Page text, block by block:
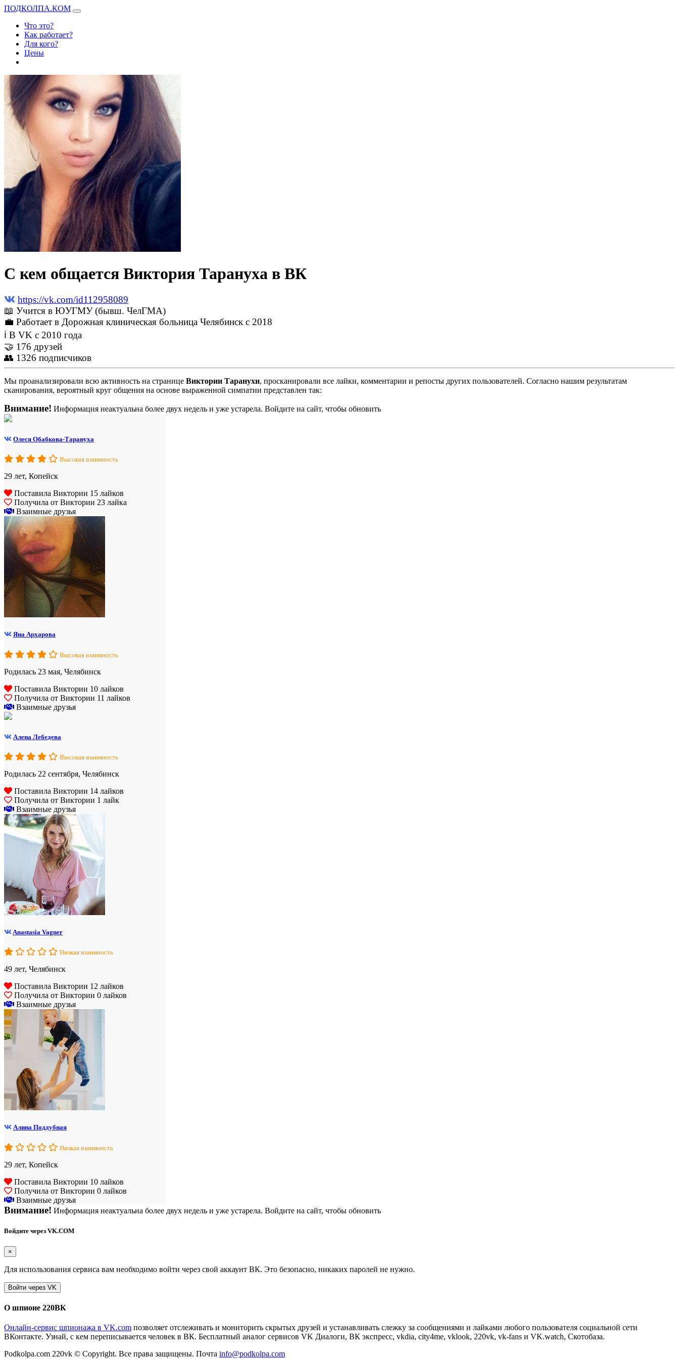
ПОДКОЛПА.КОМ
Что это?
Как работает?
Для кого?
Цены
С кем общается Виктория Тарануха в ВК
https://vk.com/id112958089
📖 Учится в ЮУГМУ (бывш. ЧелГМА)
💼 Работает в Дорожная клиническая больница Челябинск c 2018
ℹ В VK с 2010 года
🤝 176 друзей
👥 1326 подписчиков
Мы проанализировали всю активность на странице Виктории Таранухи, просканировали все лайки, комментарии и репосты других пользователей. Согласно нашим результатам
сканирования, вероятный круг общения на основе выраженной симпатии представлен так:
Внимание! Информация неактуальна более двух недель и уже устарела. Войдите на сайт, чтобы обновить
Олеся Обабкова-Тарануха
Высокая взаимность
29 лет, Копейск
Поставила Виктории 15 лайков
Получила от Виктории 23 лайка
Взаимные друзья
Яна Архарова
Высокая взаимность
Родилась 23 мая, Челябинск
Поставила Виктории 10 лайков
Получила от Виктории 11 лайков
Взаимные друзья
Алена Лебедева
Высокая взаимность
Родилась 22 сентября, Челябинск
Поставила Виктории 14 лайков
Получила от Виктории 1 лайк
Взаимные друзья
Anastasia Vagner
Низкая взаимность
49 лет, Челябинск
Поставила Виктории 12 лайков
Получила от Виктории 0 лайков
Взаимные друзья
Алина Поддубная
Низкая взаимность
29 лет, Копейск
Поставила Виктории 10 лайков
Получила от Виктории 0 лайков
Взаимные друзья
Внимание! Информация неактуальна более двух недель и уже устарела. Войдите на сайт, чтобы обновить
Войдите через VK.COM
×
Для использования сервиса вам необходимо войти через свой аккаунт ВК. Это безопасно, никаких паролей не нужно.
О шпионе 220ВК
Онлайн-сервис шпионажа в VK.com позволяет отслеживать и мониторить скрытых друзей и устанавливать слежку за сообщениями и лайками любого пользователя социальной сети
ВКонтакте. Узнай, с кем переписывается человек в ВК. Бесплатный аналог сервисов VK Диалоги, ВК экспресс, vkdia, city4me, vklook, 220vk, vk-fans и VK.watch, Скотобаза.
Podkolpa.com 220vk © Copyright. Все права защищены. Почта info@podkolpa.com